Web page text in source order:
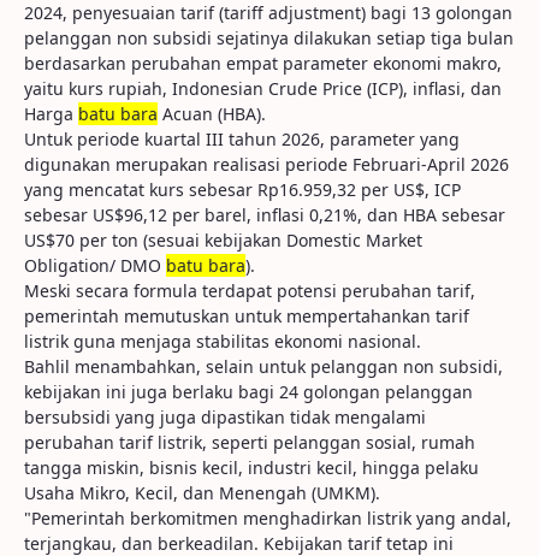
2024, penyesuaian tarif (tariff adjustment) bagi 13 golongan
pelanggan non subsidi sejatinya dilakukan setiap tiga bulan
berdasarkan perubahan empat parameter ekonomi makro,
yaitu kurs rupiah, Indonesian Crude Price (ICP), inflasi, dan
Harga batu bara Acuan (HBA).
Untuk periode kuartal III tahun 2026, parameter yang
digunakan merupakan realisasi periode Februari-April 2026
yang mencatat kurs sebesar Rp16.959,32 per US$, ICP
sebesar US$96,12 per barel, inflasi 0,21%, dan HBA sebesar
US$70 per ton (sesuai kebijakan Domestic Market
Obligation/ DMO batu bara).
Meski secara formula terdapat potensi perubahan tarif,
pemerintah memutuskan untuk mempertahankan tarif
listrik guna menjaga stabilitas ekonomi nasional.
Bahlil menambahkan, selain untuk pelanggan non subsidi,
kebijakan ini juga berlaku bagi 24 golongan pelanggan
bersubsidi yang juga dipastikan tidak mengalami
perubahan tarif listrik, seperti pelanggan sosial, rumah
tangga miskin, bisnis kecil, industri kecil, hingga pelaku
Usaha Mikro, Kecil, dan Menengah (UMKM).
"Pemerintah berkomitmen menghadirkan listrik yang andal,
terjangkau, dan berkeadilan. Kebijakan tarif tetap ini